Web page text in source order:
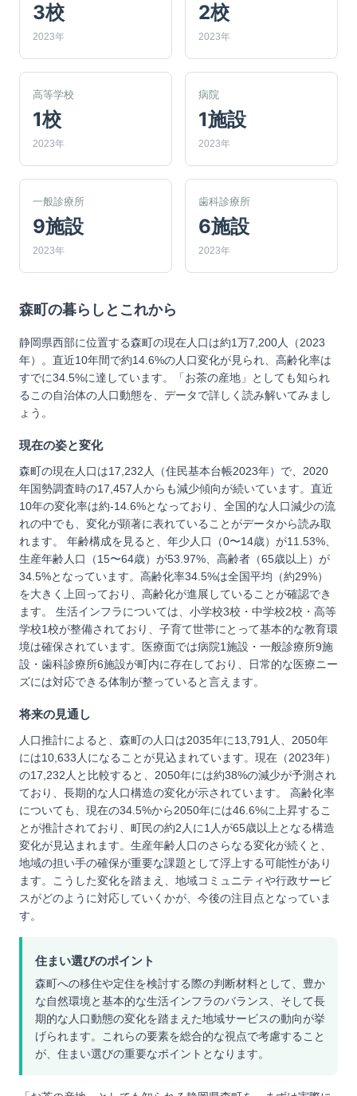
3校
2023年
2校
2023年
高等学校
1校
2023年
病院
1施設
2023年
一般診療所
9施設
2023年
歯科診療所
6施設
2023年
森町 の暮らしとこれから
静岡県西部に位置する森町の現在人口は約1万7,200人（2023
年）。直近10年間で約14.6%の人口変化が見られ、高齢化率は
すでに34.5%に達しています。「お茶の産地」としても知られ
るこの自治体の人口動態を、データで詳しく読み解いてみまし
ょう。
現在の姿と変化
森町の現在人口は17,232人（住民基本台帳2023年）で、2020
年国勢調査時の17,457人からも減少傾向が続いています。直近
10年の変化率は約-14.6%となっており、全国的な人口減少の流
れの中でも、変化が顕著に表れていることがデータから読み取
れます。 年齢構成を見ると、年少人口（0〜14歳）が11.53%、
生産年齢人口（15〜64歳）が53.97%、高齢者（65歳以上）が
34.5%となっています。高齢化率34.5%は全国平均（約29%）
を大きく上回っており、高齢化が進展していることが確認でき
ます。 生活インフラについては、小学校3校・中学校2校・高等
学校1校が整備されており、子育て世帯にとって基本的な教育環
境は確保されています。医療面では病院1施設・一般診療所9施
設・歯科診療所6施設が町内に存在しており、日常的な医療ニー
ズには対応できる体制が整っていると言えます。
将来の見通し
人口推計によると、森町の人口は2035年に13,791人、2050年
には10,633人になることが見込まれています。現在（2023年）
の17,232人と比較すると、2050年には約38%の減少が予測され
ており、長期的な人口構造の変化が示されています。 高齢化率
についても、現在の34.5%から2050年には46.6%に上昇するこ
とが推計されており、町民の約2人に1人が65歳以上となる構造
変化が見込まれます。生産年齢人口のさらなる変化が続くと、
地域の担い手の確保が重要な課題として浮上する可能性があり
ます。こうした変化を踏まえ、地域コミュニティや行政サービ
スがどのように対応していくかが、今後の注目点となっていま
す。
住まい選びのポイント
森町への移住や定住を検討する際の判断材料として、豊か
な自然環境と基本的な生活インフラのバランス、そして長
期的な人口動態の変化を踏まえた地域サービスの動向が挙
げられます。これらの要素を総合的な視点で考慮すること
が、住まい選びの重要なポイントとなります。